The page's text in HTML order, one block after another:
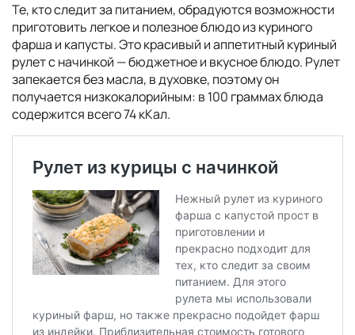
Те, кто следит за питанием, обрадуются возможности
приготовить легкое и полезное блюдо из куриного
фарша и капусты. Это красивый и аппетитный куриный
рулет с начинкой — бюджетное и вкусное блюдо. Рулет
запекается без масла, в духовке, поэтому он
получается низкокалорийным: в 100 граммах блюда
содержится всего 74 кКал.